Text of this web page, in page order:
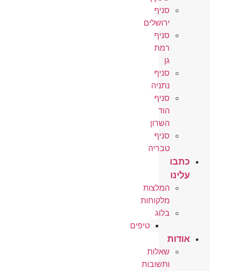
סניף
ירושלים
סניף
רמת
גן
סניף
נתניה
סניף
הוד
השרון
סניף
טבריה
כתבו
עלינו
המלצות
מלקוחות
בלוג
טיפים
אודות
שאלות
ותשובות